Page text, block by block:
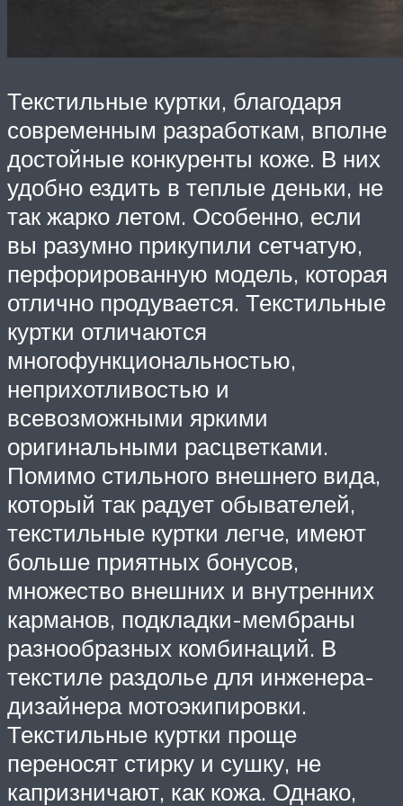
Текстильные куртки, благодаря
современным разработкам, вполне
достойные конкуренты коже. В них
удобно ездить в теплые деньки, не
так жарко летом. Особенно, если
вы разумно прикупили сетчатую,
перфорированную модель, которая
отлично продувается. Текстильные
куртки отличаются
многофункциональностью,
неприхотливостью и
всевозможными яркими
оригинальными расцветками.
Помимо стильного внешнего вида,
который так радует обывателей,
текстильные куртки легче, имеют
больше приятных бонусов,
множество внешних и внутренних
карманов, подкладки-мембраны
разнообразных комбинаций. В
текстиле раздолье для инженера-
дизайнера мотоэкипировки.
Текстильные куртки проще
переносят стирку и сушку, не
капризничают, как кожа. Однако,